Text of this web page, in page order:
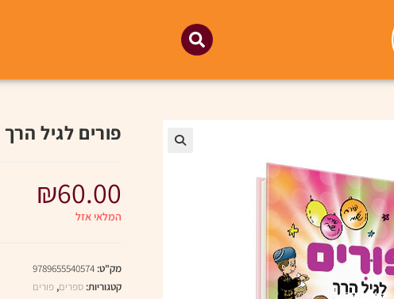
פורים לגיל הרך
₪60.00
המלאי אזל
מק"ט: 9789655540574
קטגוריות: ספרים, פורים